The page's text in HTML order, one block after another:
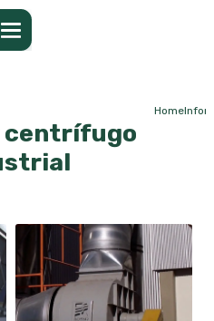
Home
centrífugo